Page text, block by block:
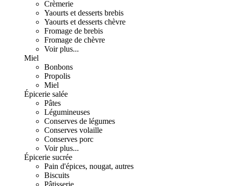
Crèmerie
Yaourts et desserts brebis
Yaourts et desserts chèvre
Fromage de brebis
Fromage de chèvre
Voir plus...
Miel
Bonbons
Propolis
Miel
Épicerie salée
Pâtes
Légumineuses
Conserves de légumes
Conserves volaille
Conserves porc
Voir plus...
Épicerie sucrée
Pain d'épices, nougat, autres
Biscuits
Pâtisserie